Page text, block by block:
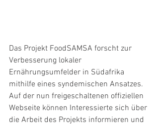
Das Projekt FoodSAMSA forscht zur
Verbesserung lokaler
Ernährungsumfelder in Südafrika
mithilfe eines syndemischen Ansatzes.
Auf der nun freigeschaltenen offiziellen
Webseite können Interessierte sich über
die Arbeit des Projekts informieren und